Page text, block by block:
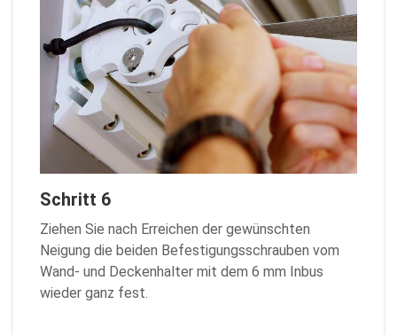
Schritt 6
Ziehen Sie nach Erreichen der gewünschten
Neigung die beiden Befestigungsschrauben vom
Wand- und Deckenhalter mit dem 6 mm Inbus
wieder ganz fest.